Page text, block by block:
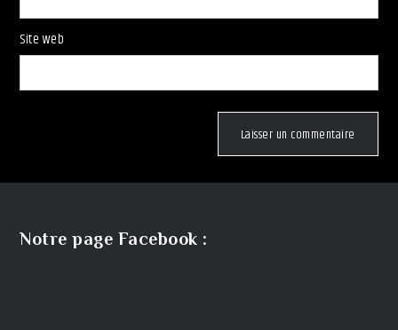
Site web
Notre page Facebook :